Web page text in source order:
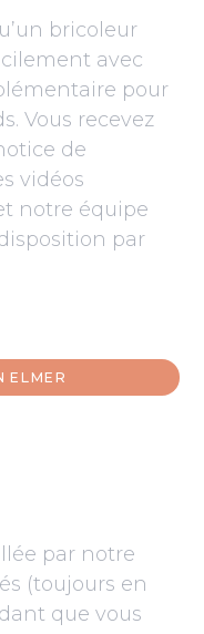
bricoleur
avec
pour
Vous recevez
de
vidéos
notre équipe
par
ELMER
par notre
(toujours en
que vous